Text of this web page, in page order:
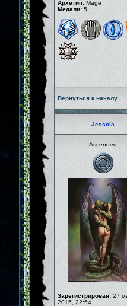
Архетип: Mage
Медали: 5
Вернуться к началу
Jessola
Ascended
Зарегистрирован: 27
2015, 22:54